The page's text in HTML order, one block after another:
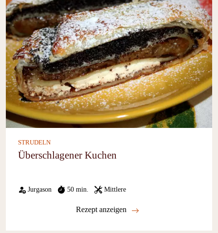
STRUDELN
Überschlagener Kuchen
Jurgason 50 min. Mittlere
Rezept anzeigen